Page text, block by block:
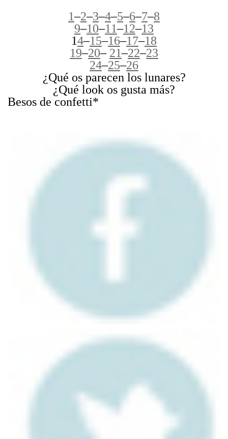
1–2–3–4–5–6–7–8
9–10–11–12–13
14–15–16–17–18
19–20– 21–22–23
24–25–26
¿Qué os parecen los lunares?
¿Qué look os gusta más?
Besos de confetti*